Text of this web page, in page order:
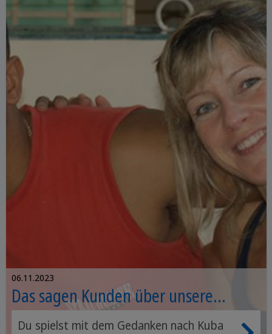
06.11.2023
Das sagen Kunden über unsere
Kubareisen
Du spielst mit dem Gedanken nach Kuba